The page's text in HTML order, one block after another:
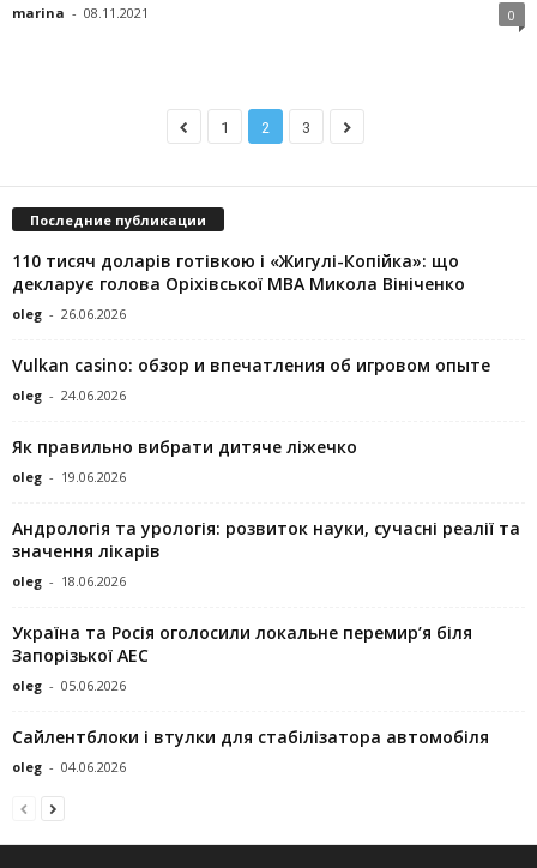
marina - 08.11.2021 0
1 2 3
Последние публикации
110 тисяч доларів готівкою і «Жигулі-Копійка»: що
декларує голова Оріхівської МВА Микола Вініченко
oleg - 26.06.2026
Vulkan casino: обзор и впечатления об игровом опыте
oleg - 24.06.2026
Як правильно вибрати дитяче ліжечко
oleg - 19.06.2026
Андрологія та урологія: розвиток науки, сучасні реалії та
значення лікарів
oleg - 18.06.2026
Україна та Росія оголосили локальне перемир’я біля
Запорізької АЕС
oleg - 05.06.2026
Сайлентблоки і втулки для стабілізатора автомобіля
oleg - 04.06.2026